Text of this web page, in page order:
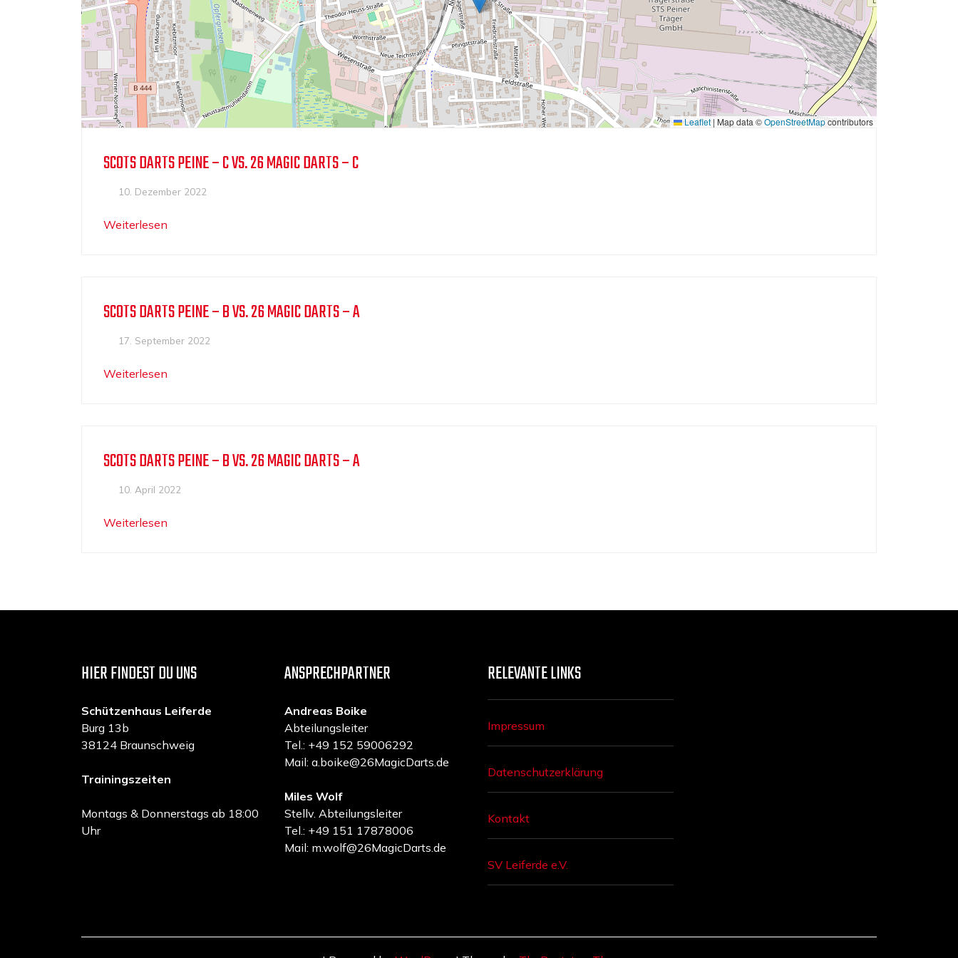
Leaflet | Map data ©OpenStreetMapcontributors
SCOTS DARTS PEINE – C VS. 26 MAGIC DARTS – C
10. Dezember 2022
Weiterlesen
SCOTS DARTS PEINE – B VS. 26 MAGIC DARTS – A
17. September 2022
Weiterlesen
SCOTS DARTS PEINE – B VS. 26 MAGIC DARTS – A
10. April 2022
Weiterlesen
HIER FINDEST DU UNS
Schützenhaus Leiferde
Burg 13b
38124 Braunschweig
Trainingszeiten
Montags & Donnerstags ab 18:00
Uhr
ANSPRECHPARTNER
Andreas Boike
Abteilungsleiter
Tel.: +49 152 59006292
Mail: a.boike@26MagicDarts.de
Miles Wolf
Stellv. Abteilungsleiter
Tel.: +49 151 17878006
Mail: m.wolf@26MagicDarts.de
RELEVANTE LINKS
Impressum
Datenschutzerklärung
Kontakt
SV Leiferde e.V.